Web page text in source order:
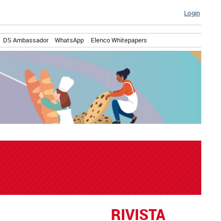
Login
DS Ambassador WhatsApp Elenco Whitepapers
RIVISTA